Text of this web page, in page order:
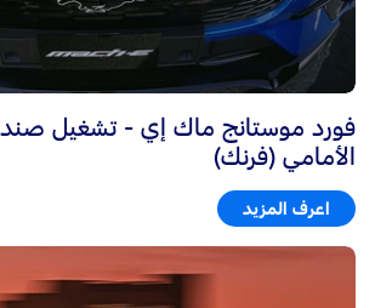
فورد موستانج ماك إي - تشغيل
الأمامي (فرنك)
اعرف المزيد